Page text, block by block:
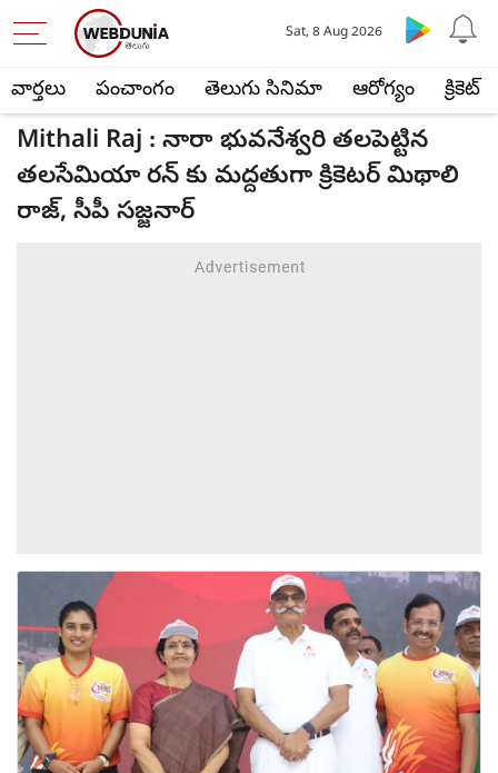
వార్తలు పంచాంగం తెలుగు సినిమా ఆరోగ్యం క్రికెట్
Sat, 8 Aug 2026
Mithali Raj : నారా భువనేశ్వరి తలపెట్టిన
తలసేమియా రన్ కు మద్దతుగా క్రికెటర్ మిథాలి
రాజ్, సీపీ సజ్జనార్‌